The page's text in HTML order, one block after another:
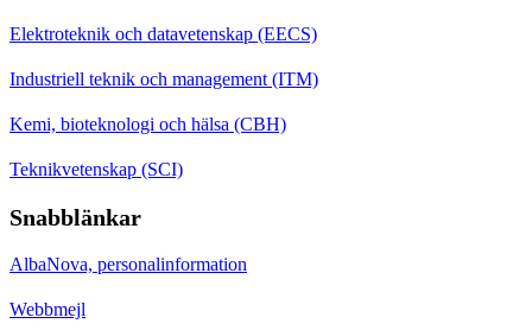
Elektroteknik och datavetenskap (EECS)
Industriell teknik och management (ITM)
Kemi, bioteknologi och hälsa (CBH)
Teknikvetenskap (SCI)
Snabblänkar
AlbaNova, personalinformation
Webbmejl